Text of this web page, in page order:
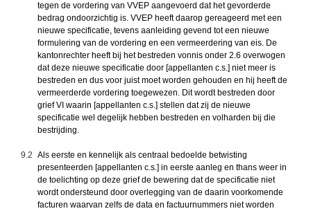
tegen de vordering van VVEP aangevoerd dat het gevorderde
bedrag ondoorzichtig is. VVEP heeft daarop gereageerd met een
nieuwe specificatie, tevens aanleiding gevend tot een nieuwe
formulering van de vordering en een vermeerdering van eis. De
kantonrechter heeft bij het bestreden vonnis onder 2.6 overwogen
dat deze nieuwe specificatie door [appellanten c.s.] niet meer is
bestreden en dus voor juist moet worden gehouden en hij heeft de
vermeerderde vordering toegewezen. Dit wordt bestreden door
grief VI waarin [appellanten c.s.] stellen dat zij de nieuwe
specificatie wel degelijk hebben bestreden en volharden bij die
bestrijding.
9.2 Als eerste en kennelijk als centraal bedoelde betwisting
presenteerden [appellanten c.s.] in eerste aanleg en thans weer in
de toelichting op deze grief de bewering dat de specificatie niet
wordt ondersteund door overlegging van de daarin voorkomende
facturen waarvan zelfs de data en factuurnummers niet worden